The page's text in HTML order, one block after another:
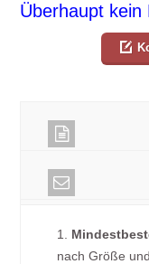
Überhaupt kein
1.
nach Größe